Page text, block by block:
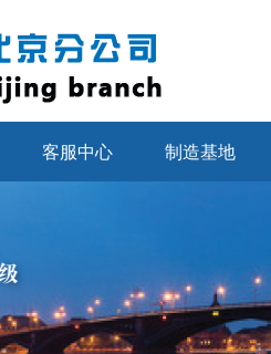
客服中心 制造基地